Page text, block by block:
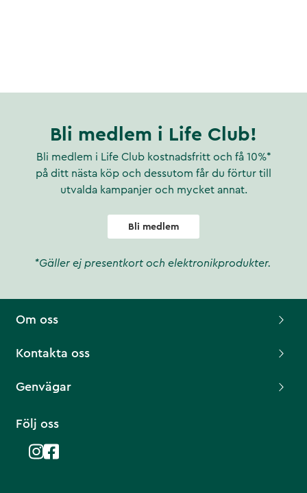
Bli medlem i Life Club!
Bli medlem i Life Club kostnadsfritt och få 10%*
på ditt nästa köp och dessutom får du förtur till
utvalda kampanjer och mycket annat.
Bli medlem
*Gäller ej presentkort och elektronikprodukter.
Om oss
Kontakta oss
Genvägar
Följ oss